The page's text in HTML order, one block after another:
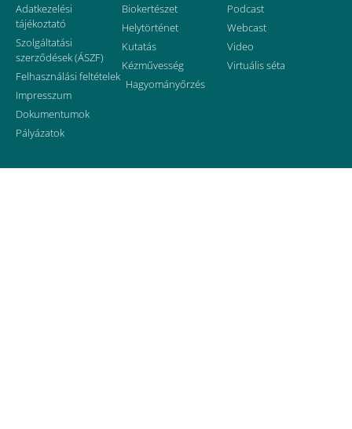
Adatkezelési
tájékoztató
Szolgáltatási
szerződések (ÁSZF)
Felhasználási feltételek
Impresszum
Dokumentumok
Pályázatok
Biokertészet
Helytörténet
Kutatás
Kézművesség
Hagyományőrzés
Podcast
Webcast
Video
Virtuális séta